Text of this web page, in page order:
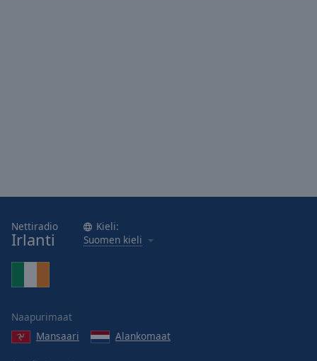
Font
Family
Done
Close
Nettiradio
Irlanti
Kieli:
Suomen kieli
Naapurimaat
Mansaari
Alankomaat